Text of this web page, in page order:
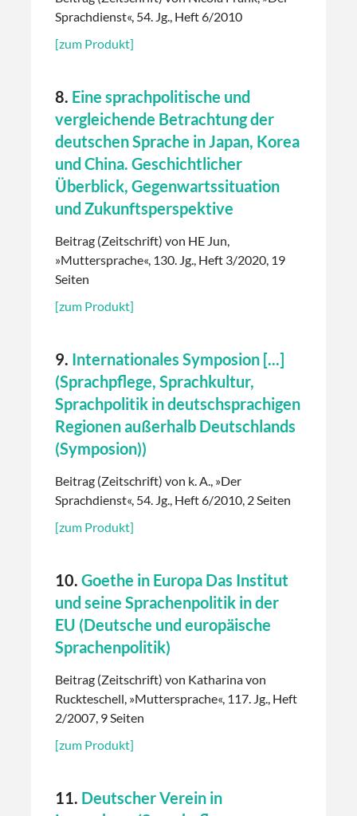
Sprachdienst«, 54. Jg., Heft 6/2010
[zum Produkt]
8. Eine sprachpolitische und
vergleichende Betrachtung der
deutschen Sprache in Japan, Korea
und China. Geschichtlicher
Überblick, Gegenwartssituation
und Zukunftsperspektive
Beitrag (Zeitschrift) von HE Jun,
»Muttersprache«, 130. Jg., Heft 3/2020, 19
Seiten
[zum Produkt]
9. Internationales Symposion [...]
(Sprachpflege, Sprachkultur,
Sprachpolitik in deutschsprachigen
Regionen außerhalb Deutschlands
(Symposion))
Beitrag (Zeitschrift) von k. A., »Der
Sprachdienst«, 54. Jg., Heft 6/2010, 2 Seiten
[zum Produkt]
10. Goethe in Europa Das Institut
und seine Sprachenpolitik in der
EU (Deutsche und europäische
Sprachenpolitik)
Beitrag (Zeitschrift) von Katharina von
Ruckteschell, »Muttersprache«, 117. Jg., Heft
2/2007, 9 Seiten
[zum Produkt]
11. Deutscher Verein in